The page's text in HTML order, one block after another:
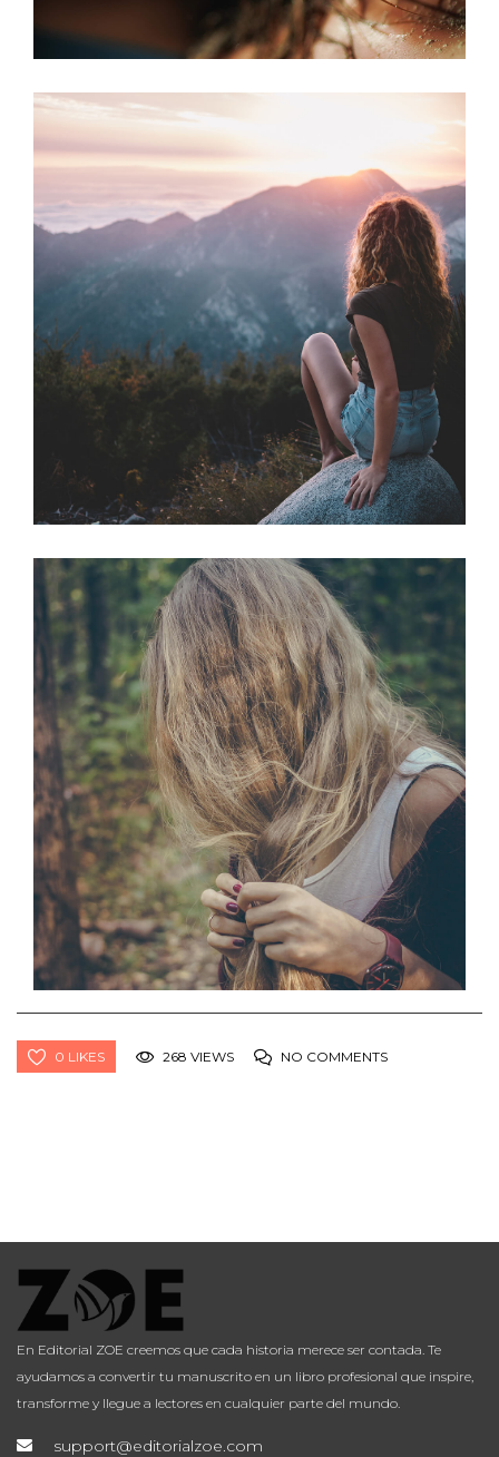
0 LIKES 268 VIEWS NO COMMENTS
En Editorial ZOE creemos que cada historia merece ser contada. Te
ayudamos a convertir tu manuscrito en un libro profesional que inspire,
transforme y llegue a lectores en cualquier parte del mundo.
support@editorialzoe.com